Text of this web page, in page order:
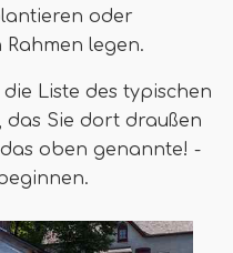
oder
legen.
Liste des typischen
das Sie dort draußen
oben genannte! -